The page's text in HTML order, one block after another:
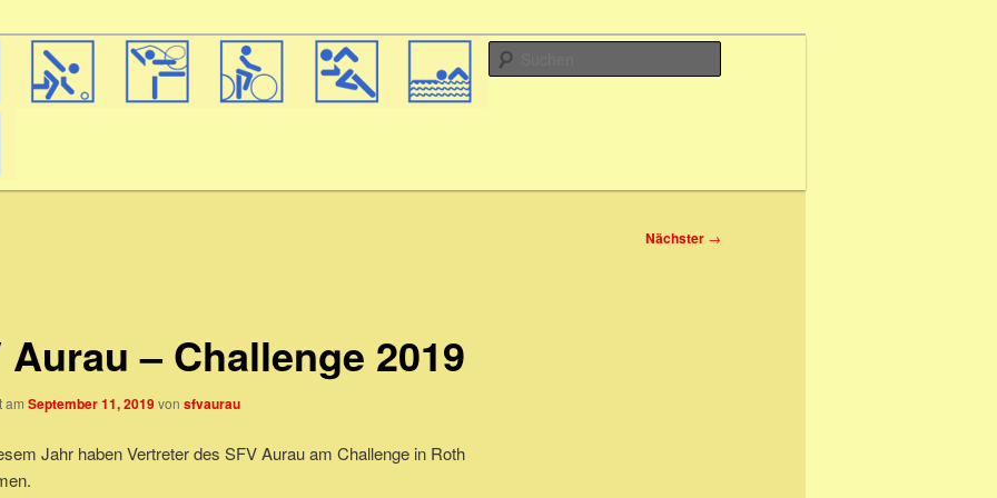
Nächster →
Aurau – Challenge 2019
am September 11, 2019von sfvaurau
Jahr haben Vertreter des SFV Aurau am Challenge in Roth